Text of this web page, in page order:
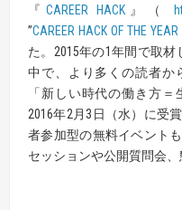
『 CAREER HACK』（
”CAREER HACK OF THE
た。2015年の1年間で取
中で、より多くの読者か
「新しい時代の働き方＝
2016年2月3日（水）に受
者参加型の無料イベント
セッションや公開質問会、